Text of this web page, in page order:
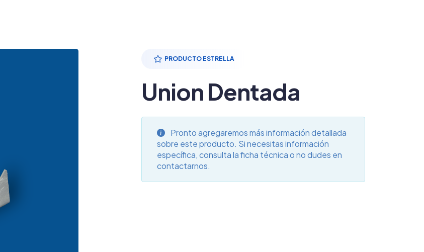
PRODUCTO ESTRELLA
Union Dentada
Pronto agregaremos más información detallada
sobre este producto. Si necesitas información
específica, consulta la ficha técnica o no dudes en
contactarnos.